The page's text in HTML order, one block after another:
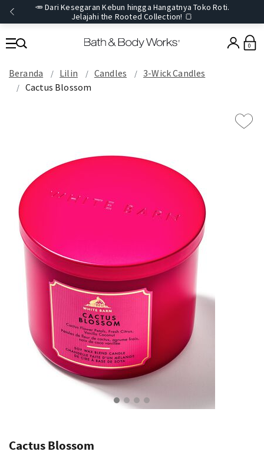
🥕 Dari Kesegaran Kebun hingga Hangatnya Toko Roti.
Jelajahi the Rooted Collection! 🍞
0
Beranda Lilin Candles
3-Wick Candles
Cactus Blossom
Cactus Blossom